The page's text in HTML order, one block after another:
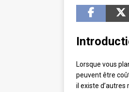
Lorsque vous
peuvent être
il existe